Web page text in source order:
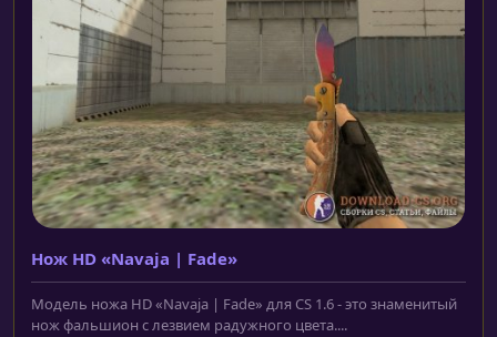
Нож HD «Navaja | Fade»
Модель ножа HD «Navaja | Fade» для CS 1.6 - это знаменитый
нож фальшион с лезвием радужного цвета....